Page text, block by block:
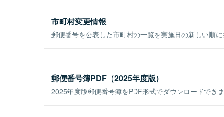
市町村変更情報
郵便番号を公表した市町村の一覧を実施日の新しい順に
郵便番号簿PDF（2025年度版）
2025年度版郵便番号簿をPDF形式でダウンロードできま